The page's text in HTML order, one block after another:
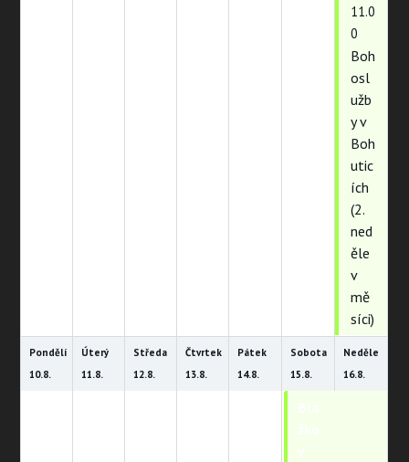
11.0
0
Boh
osl
užb
y v
Boh
utic
ích
(2.
ned
ěle
v
mě
síci)
Pondělí
10.8.
Úterý
11.8.
Středa
12.8.
Čtvrtek
13.8.
Pátek
14.8.
Sobota
15.8.
Neděle
16.8.